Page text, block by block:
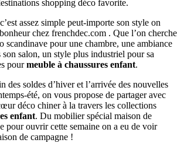
shopping déco favorite.
assez simple peut-importe son style on
chez frenchdec.com . Que l’on cherche
scandinave pour une chambre, une ambiance
son salon, un style plus industriel pour sa
pourmeuble à chaussures enfant.
des soldes d’hiver et l’arrivée des nouvelles
été, on vous propose de partager avec
déco chiner à la travers les collections
enfant. Du mobilier spécial maison de
pour ouvrir cette semaine on a eu de voir
de campagne !